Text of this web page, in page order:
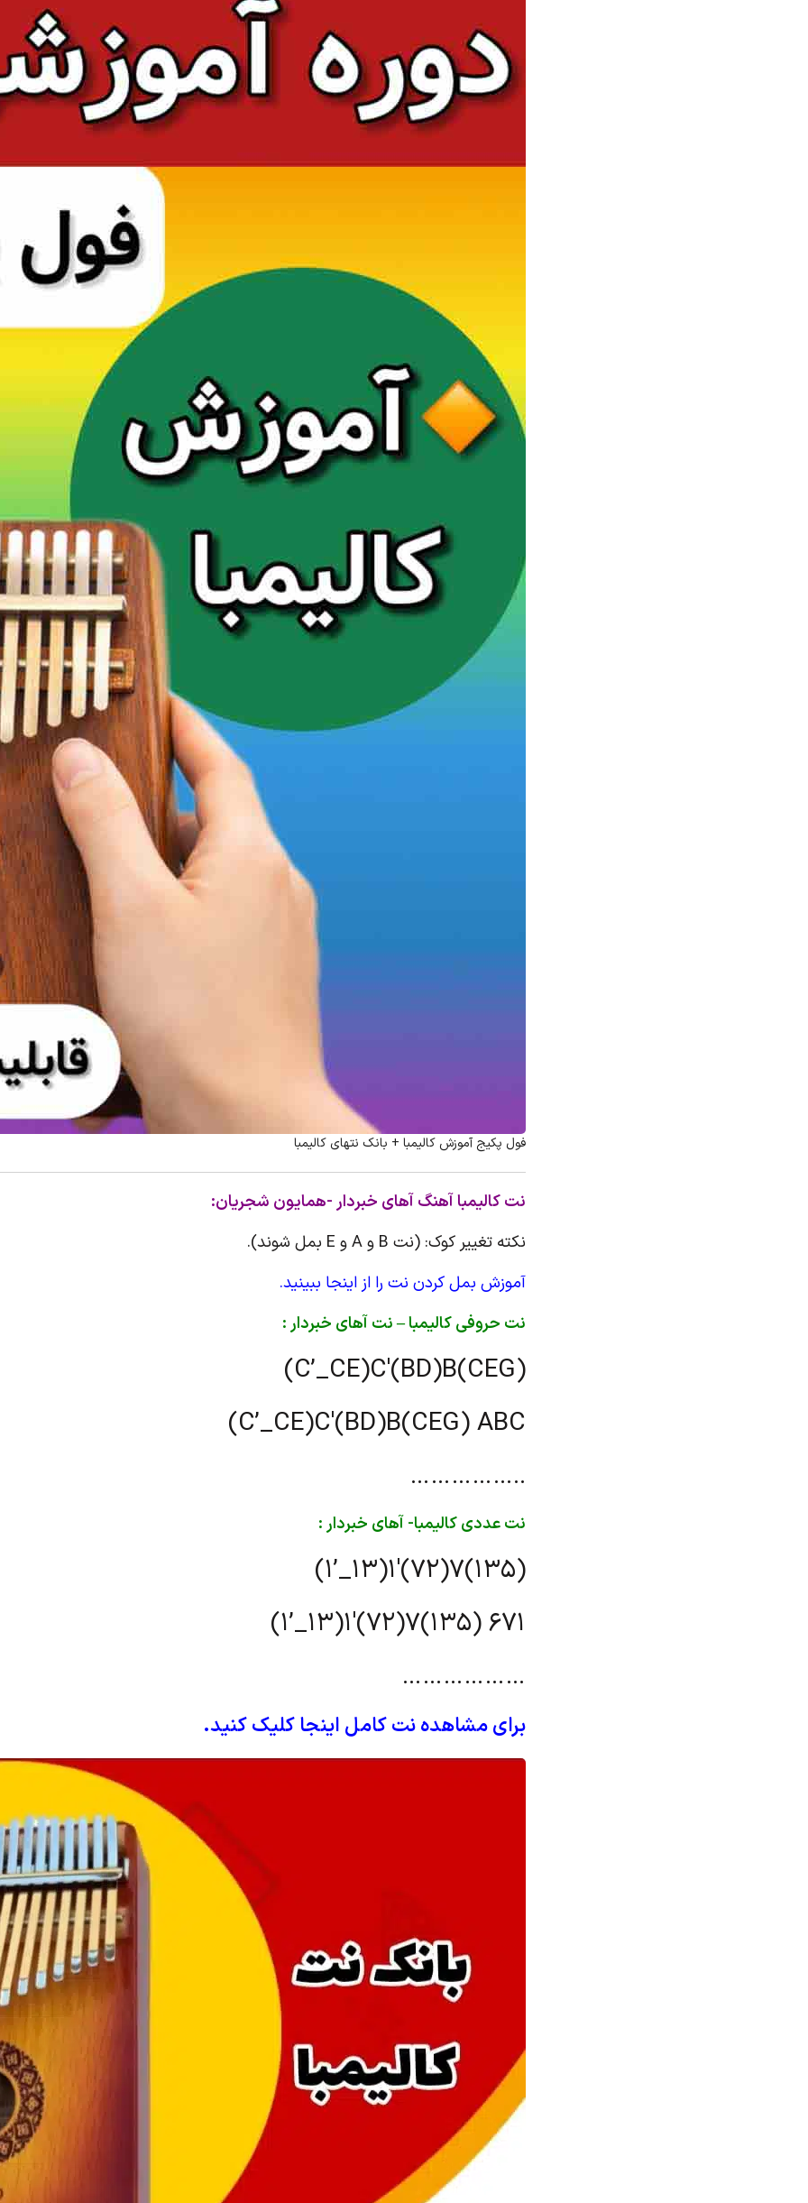
فول پکیج آموزش کالیمبا + بانک نتهای کالیمبا
نت کالیمبا آهنگ آهای خبردار -همایون شجریان:
نکته تغییر کوک: (نت B و A و E بمل شوند).
آموزش بمل کردن نت را از اینجا ببینید.
نت حروفی کالیمبا – نت آهای خبردار :
(C’_CE)C'(BD)B(CEG)
(C’_CE)C'(BD)B(CEG) ABC
……………..
نت عددی کالیمبا- آهای خبردار :
(1’_13)1′(72)7(135)
(1’_13)1′(72)7(135) 671
………………
برای مشاهده نت کامل اینجا کلیک کنید.